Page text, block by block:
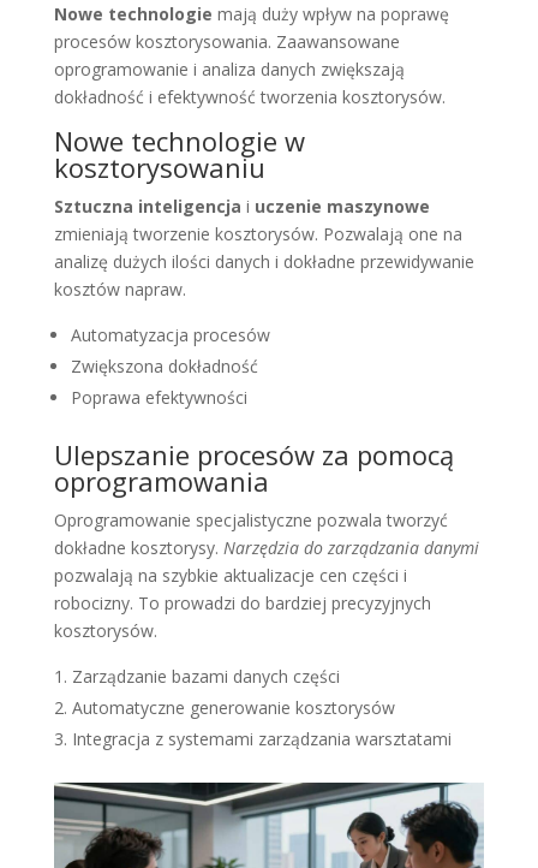
Nowe technologie mają duży wpływ na poprawę
procesów kosztorysowania. Zaawansowane
oprogramowanie i analiza danych zwiększają
dokładność i efektywność tworzenia kosztorysów.
Nowe technologie w
kosztorysowaniu
Sztuczna inteligencja i uczenie maszynowe
zmieniają tworzenie kosztorysów. Pozwalają one na
analizę dużych ilości danych i dokładne przewidywanie
kosztów napraw.
Automatyzacja procesów
Zwiększona dokładność
Poprawa efektywności
Ulepszanie procesów za pomocą
oprogramowania
Oprogramowanie specjalistyczne pozwala tworzyć
dokładne kosztorysy. Narzędzia do zarządzania danymi
pozwalają na szybkie aktualizacje cen części i
robocizny. To prowadzi do bardziej precyzyjnych
kosztorysów.
Zarządzanie bazami danych części
Automatyczne generowanie kosztorysów
Integracja z systemami zarządzania warsztatami